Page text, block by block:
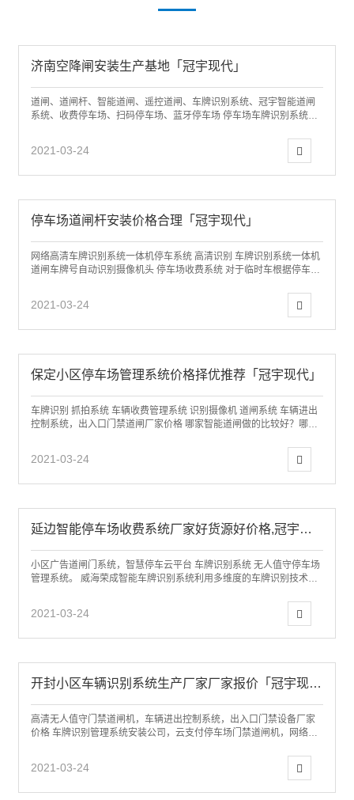
济南空降闸安装生产基地「冠宇现代」
道闸、道闸杆、智能道闸、遥控道闸、车牌识别系统、冠宇智能道闸
系统、收费停车场、扫码停车场、蓝牙停车场 停车场车牌识别系统技
2021-03-24
停车场道闸杆安装价格合理「冠宇现代」
网络高清车牌识别系统一体机停车系统 高清识别 车牌识别系统一体机
道闸车牌号自动识别摄像机头 停车场收费系统 对于临时车根据停车时
2021-03-24
保定小区停车场管理系统价格择优推荐「冠宇现代」
车牌识别 抓拍系统 车辆收费管理系统 识别摄像机 道闸系统 车辆进出
控制系统，出入口门禁道闸厂家价格 哪家智能道闸做的比较好？哪家
2021-03-24
延边智能停车场收费系统厂家好货源好价格,冠宇现代值得信赖
小区广告道闸门系统，智慧停车云平台 车牌识别系统 无人值守停车场
管理系统。 威海荣成智能车牌识别系统利用多维度的车牌识别技术和
2021-03-24
开封小区车辆识别系统生产厂家厂家报价「冠宇现代」
高清无人值守门禁道闸机，车辆进出控制系统，出入口门禁设备厂家
价格 车牌识别管理系统安装公司，云支付停车场门禁道闸机，网络停
2021-03-24